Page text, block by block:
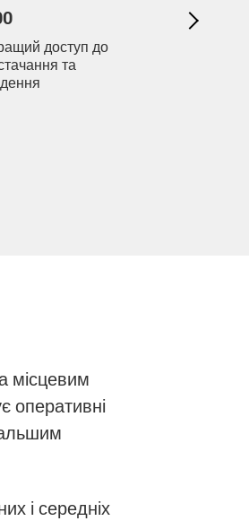
доступ до
та
місцевим
оперативні
і середніх